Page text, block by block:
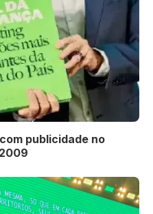
publicidade no